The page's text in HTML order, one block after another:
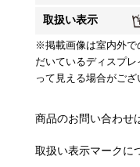
取扱い表示
※掲載画像は室内外で
だいているディスプ
って見える場合がござ
商品のお問い合わせ
取扱い表示マークに